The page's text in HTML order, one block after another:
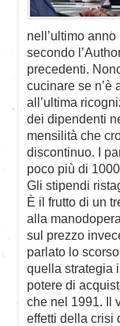
nell’ultimo
secondo
precedenti.
cucinare se n’è
all’ultima
dei dipendenti
mensilità che
discontinuo. I
poco più di
Gli stipendi
È il frutto di un
alla
sul prezzo
parlato lo
quella strategia
potere di
che nel 1991. Il
effetti della crisi